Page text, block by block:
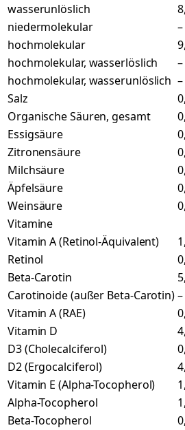
wasserunlöslich
niedermolekular
hochmolekular
hochmolekular, wasserlöslich
hochmolekular, wasserunlöslich
Salz
Organische Säuren, gesamt
Essigsäure
Zitronensäure
Milchsäure
Äpfelsäure
Weinsäure
Vitamine
Vitamin A (Retinol-Äquivalent)
Retinol
Beta-Carotin
Carotinoide (außer Beta-Carotin)
Vitamin A (RAE)
Vitamin D
D3 (Cholecalciferol)
D2 (Ergocalciferol)
Vitamin E (Alpha-Tocopherol)
Alpha-Tocopherol
Beta-Tocopherol